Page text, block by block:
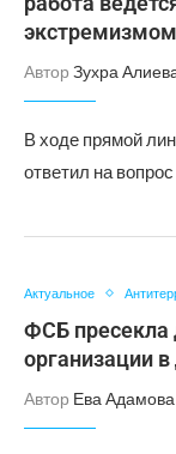
экстремизмом
Автор Зухра
В ходе прямой
ответил на
Актуальное
ФСБ пресекла
организации
Автор Ева Адамова